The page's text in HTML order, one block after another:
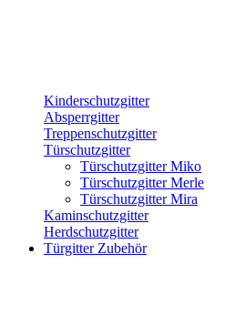
Kinderschutzgitter
Absperrgitter
Treppenschutzgitter
Türschutzgitter
Türschutzgitter Miko
Türschutzgitter Merle
Türschutzgitter Mira
Kaminschutzgitter
Herdschutzgitter
Türgitter Zubehör